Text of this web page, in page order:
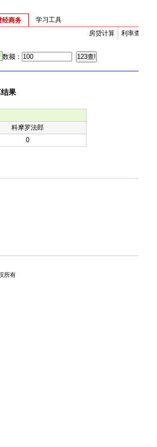
经商务
利率查询
房贷计算
学习工具
数额：
果
科摩罗法郎
0
所有